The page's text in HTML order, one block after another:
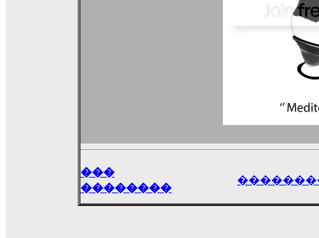
���
��������